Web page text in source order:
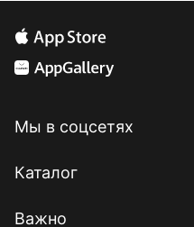
Мы в соцсетях
Каталог
Важно